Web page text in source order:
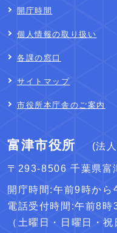
開庁時間
個人情報の取り扱い
各課の窓口
サイトマップ
市役所本庁舎のご案内
富津市役所 (法
〒293-8506 千葉県富
開庁時間:午前9時から
電話受付時間:午前8
（土曜日・日曜日・